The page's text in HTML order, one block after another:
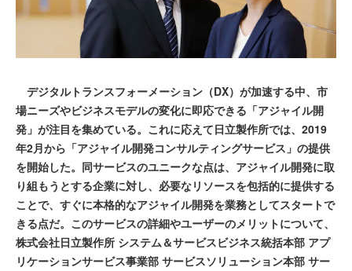
デジタルトランスフォーメーション（DX）が加速する中、市
場ニーズやビジネスモデルの変化に即応できる「アジャイル開
発」が注目を集めている。これに応えて日立製作所では、2019
年2月から「アジャイル開発コンサルティングサービス」の提供
を開始した。同サービスのユニークな点は、アジャイル開発に取
り組もうとする企業に対し、必要なリソースを包括的に提供する
ことで、すぐに本格的なアジャイル開発を業務としてスタートで
きる点だ。このサービスの詳細やユーザーのメリットについて、
株式会社日立製作所 システム＆サービスビジネス統括本部 アプ
リケーションサービス事業部 サービスソリューション本部 サー